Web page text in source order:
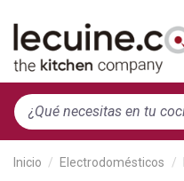
Inicio Electrodomésticos